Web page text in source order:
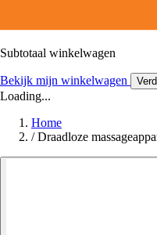
Subtotaal winkelwagen
Bekijk mijn winkelwagen
Loading...
Home
/ Draadloze